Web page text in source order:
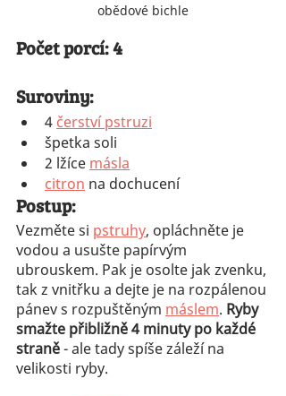
obědové bichle
Počet porcí: 4
Suroviny:
4 čerství pstruzi
špetka soli
2 lžíce másla
citron na dochucení
Postup:
Vezměte si pstruhy, opláchněte je
vodou a usušte papírvým
ubrouskem. Pak je osolte jak zvenku,
tak z vnitřku a dejte je na rozpálenou
pánev s rozpuštěným máslem. Ryby
smažte přibližně 4 minuty po každé
straně - ale tady spíše záleží na
velikosti ryby.